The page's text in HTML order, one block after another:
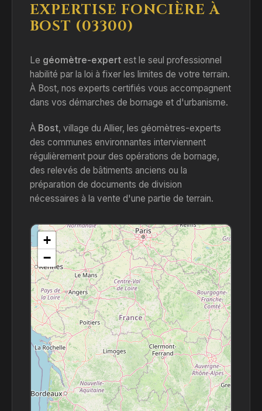
EXPERTISE FONCIÈRE À
BOST (03300)
Le géomètre-expert est le seul professionnel
habilité par la loi à fixer les limites de votre terrain.
À Bost, nos experts certifiés vous accompagnent
dans vos démarches de bornage et d'urbanisme.
À Bost, village du Allier, les géomètres-experts
des communes environnantes interviennent
régulièrement pour des opérations de bornage,
des relevés de bâtiments anciens ou la
préparation de documents de division
nécessaires à la vente d'une partie de terrain.
+
−